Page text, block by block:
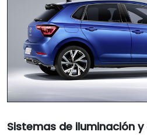
Sistemas de iluminación